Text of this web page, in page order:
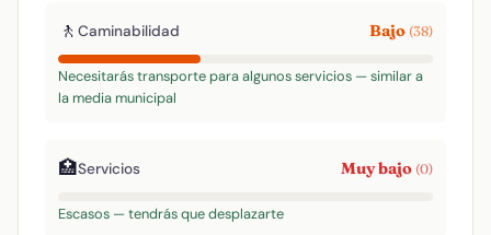
🚶 Caminabilidad Bajo (38)
Necesitarás transporte para algunos servicios — similar a
la media municipal
🏥Servicios Muy bajo (0)
Escasos — tendrás que desplazarte